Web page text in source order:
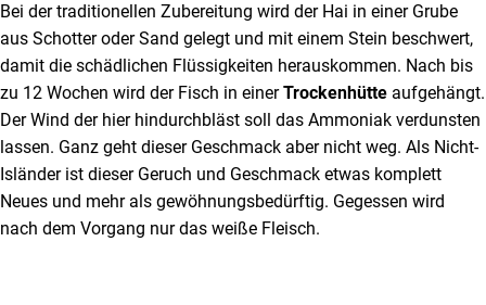
Bei der traditionellen Zubereitung wird der Hai in einer Grube
aus Schotter oder Sand gelegt und mit einem Stein beschwert,
damit die schädlichen Flüssigkeiten herauskommen. Nach bis
zu 12 Wochen wird der Fisch in einerTrockenhütte aufgehängt.
Der Wind der hier hindurchbläst soll das Ammoniak verdunsten
lassen. Ganz geht dieser Geschmack aber nicht weg. Als Nicht-
Isländer ist dieser Geruch und Geschmack etwas komplett
Neues und mehr als gewöhnungsbedürftig. Gegessen wird
nach dem Vorgang nur das weiße Fleisch.